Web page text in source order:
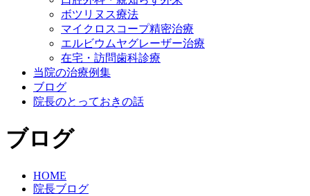
ボツリヌス療法
マイクロスコープ精密治療
エルビウムヤグレーザー治療
在宅・訪問歯科診療
当院の治療例集
ブログ
院長のとっておきの話
ブログ
HOME
院長ブログ